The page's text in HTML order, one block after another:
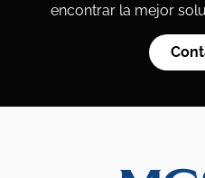
encontrar la mejor